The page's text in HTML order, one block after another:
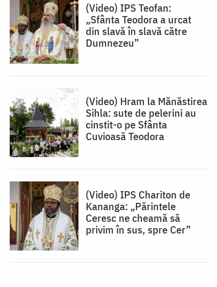
(Video) IPS Teofan:
„Sfânta Teodora a urcat
din slavă în slavă către
Dumnezeu”
(Video) Hram la Mănăstirea
Sihla: sute de pelerini au
cinstit-o pe Sfânta
Cuvioasă Teodora
(Video) IPS Chariton de
Kananga: „Părintele
Ceresc ne cheamă să
privim în sus, spre Cer”